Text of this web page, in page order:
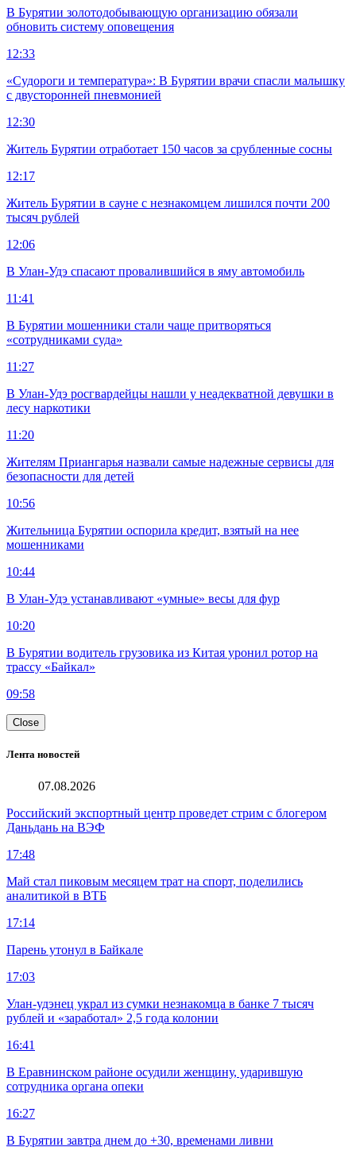
В Бурятии золотодобывающую организацию обязали
обновить систему оповещения
12:33
«Судороги и температура»: В Бурятии врачи спасли малышку
с двусторонней пневмонией
12:30
Житель Бурятии отработает 150 часов за срубленные сосны
12:17
Житель Бурятии в сауне с незнакомцем лишился почти 200
тысяч рублей
12:06
В Улан-Удэ спасают провалившийся в яму автомобиль
11:41
В Бурятии мошенники стали чаще притворяться
«сотрудниками суда»
11:27
В Улан-Удэ росгвардейцы нашли у неадекватной девушки в
лесу наркотики
11:20
Жителям Приангарья назвали самые надежные сервисы для
безопасности для детей
10:56
Жительница Бурятии оспорила кредит, взятый на нее
мошенниками
10:44
В Улан-Удэ устанавливают «умные» весы для фур
10:20
В Бурятии водитель грузовика из Китая уронил ротор на
трассу «Байкал»
09:58
Close
Лента новостей
07.08.2026
Российский экспортный центр проведет стрим с блогером
Даньдань на ВЭФ
17:48
Май стал пиковым месяцем трат на спорт, поделились
аналитикой в ВТБ
17:14
Парень утонул в Байкале
17:03
Улан-удэнец украл из сумки незнакомца в банке 7 тысяч
рублей и «заработал» 2,5 года колонии
16:41
В Еравнинском районе осудили женщину, ударившую
сотрудника органа опеки
16:27
В Бурятии завтра днем до +30, временами ливни